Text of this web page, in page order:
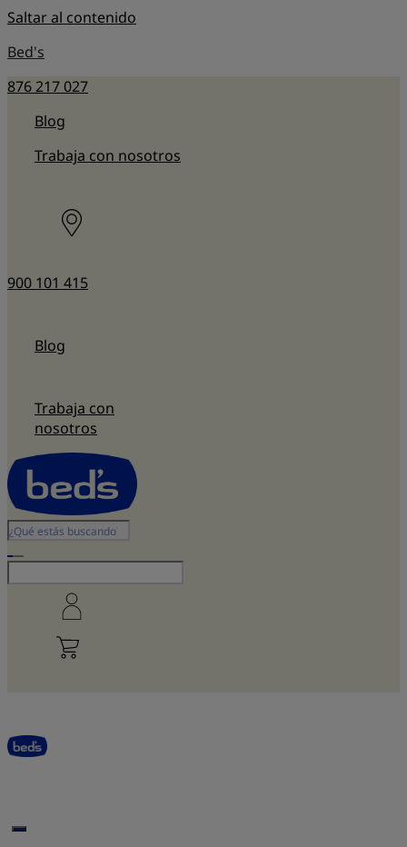
Saltar al contenido
Bed's
876 217 027
Blog
Trabaja con nosotros
900 101 415
Blog
Trabaja con
nosotros